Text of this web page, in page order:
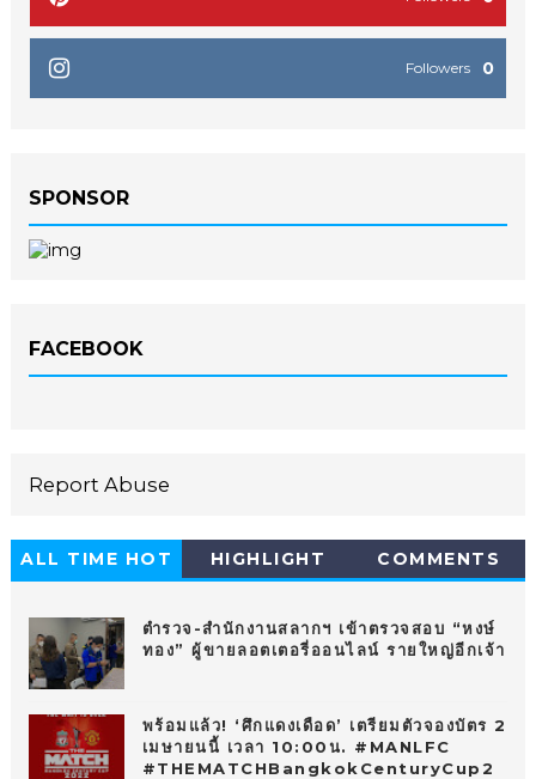
0
Followers
SPONSOR
FACEBOOK
Report Abuse
ALL TIME HOT
HIGHLIGHT COMMENTS
ตำรวจ-สำนักงานสลากฯ เข้าตรวจสอบ “หงษ์
ทอง” ผู้ขายลอตเตอรี่ออนไลน์ รายใหญ่อีกเจ้า
พร้อมแล้ว! ‘ศึกแดงเดือด’ เตรียมตัวจองบัตร 2
เมษายนนี้ เวลา 10:00น. #MANLFC
#THEMATCHBangkokCenturyCup2